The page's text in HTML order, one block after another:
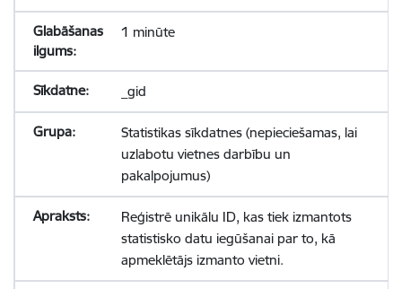
1 minūte
_gid
Statistikas sīkdatnes (nepieciešamas, lai
uzlabotu vietnes darbību un
pakalpojumus)
Reģistrē unikālu ID, kas tiek izmantots
statistisko datu iegūšanai par to, kā
apmeklētājs izmanto vietni.